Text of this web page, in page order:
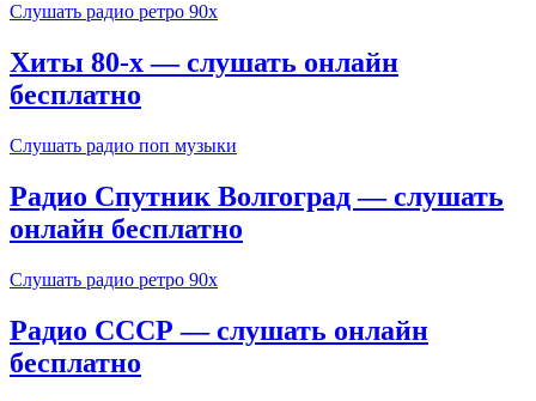
Слушать радио ретро 90х
Хиты 80-х — слушать онлайн
бесплатно
Слушать радио поп музыки
Радио Спутник Волгоград — слушать
онлайн бесплатно
Слушать радио ретро 90х
Радио СССР — слушать онлайн
бесплатно